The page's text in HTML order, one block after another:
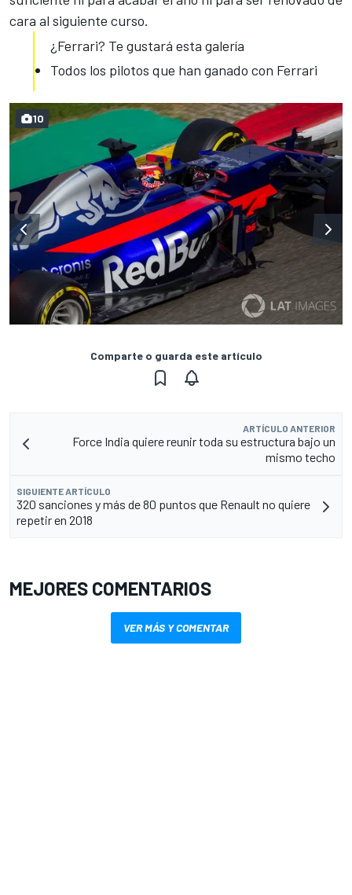
cara al siguiente curso.
¿Ferrari? Te gustará esta galería
Todos los pilotos que han ganado con Ferrari
10
Comparte o guarda este artículo
ARTÍCULO ANTERIOR
Force India quiere reunir toda su estructura bajo un
mismo techo
SIGUIENTE ARTÍCULO
320 sanciones y más de 80 puntos que Renault no quiere
repetir en 2018
MEJORES COMENTARIOS
VER MÁS Y COMENTAR